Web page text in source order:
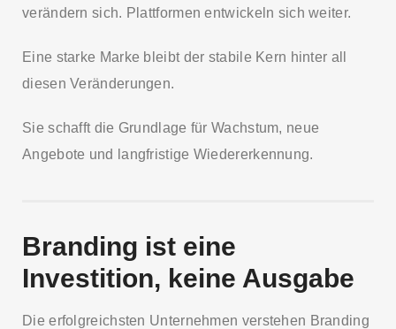
verändern sich. Plattformen entwickeln sich weiter.
Eine starke Marke bleibt der stabile Kern hinter all
diesen Veränderungen.
Sie schafft die Grundlage für Wachstum, neue
Angebote und langfristige Wiedererkennung.
Branding ist eine
Investition, keine Ausgabe
Die erfolgreichsten Unternehmen verstehen Branding